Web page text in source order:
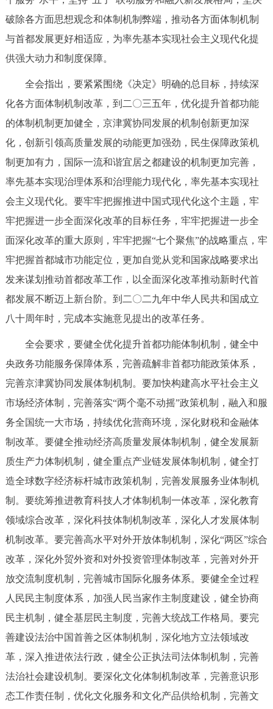
破除各方面思想观念和体制机制弊端，推动各方面体制机制
与首都发展更好相适应，为率先基本实现社会主义现代化提
供强大动力和制度保障。
全会指出，要紧紧围绕《决定》明确的总目标，持续深
化各方面体制机制改革，到二〇三五年，优化提升首都功能
的体制机制更加健全，京津冀协同发展的机制创新更加深
化，创新引领高质量发展的动能更加强劲，民生保障政策机
制更加有力，国际一流和谐宜居之都建设的机制更加完善，
率先基本实现治理体系和治理能力现代化，率先基本实现社
会主义现代化。要牢牢把握推进中国式现代化这个主题，牢
牢把握进一步全面深化改革的目标任务，牢牢把握进一步全
面深化改革的重大原则，牢牢把握“七个聚焦”的战略重点，牢
牢把握首都城市功能定位，更加自觉从党和国家战略要求出
发来谋划推动首都改革工作，以全面深化改革推动新时代首
都发展不断迈上新台阶。到二〇二九年中华人民共和国成立
八十周年时，完成本实施意见提出的改革任务。
全会要求，要健全优化提升首都功能体制机制，健全中
央政务功能服务保障体系，完善疏解非首都功能政策体系，
完善京津冀协同发展体制机制。要加快构建高水平社会主义
市场经济体制，完善落实“两个毫不动摇”政策机制，融入和服
务全国统一大市场，持续优化营商环境，深化财税和金融体
制改革。要健全推动经济高质量发展体制机制，健全发展新
质生产力体制机制，健全重点产业链发展体制机制，健全打
造全球数字经济标杆城市政策机制，完善发展服务业体制机
制。要统筹推进教育科技人才体制机制一体改革，深化教育
领域综合改革，深化科技体制机制改革，深化人才发展体制
机制改革。要完善高水平对外开放体制机制，深化“两区”综合
改革，深化外贸外资和对外投资管理体制改革，完善对外开
放交流制度机制，完善城市国际化服务体系。要健全全过程
人民民主制度体系，加强人民当家作主制度建设，健全协商
民主机制，健全基层民主制度，完善大统战工作格局。要完
善建设法治中国首善之区体制机制，深化地方立法领域改
革，深入推进依法行政，健全公正执法司法体制机制，完善
法治社会建设机制。要深化文化体制机制改革，完善意识形
态工作责任制，优化文化服务和文化产品供给机制，完善文